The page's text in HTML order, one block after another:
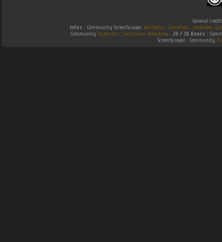
General
Infos : Community ScreenScraper. Wikipedia . Gamefaqs. jeuxvideo.
Community Hyperspin . Southtown-Homebrew. 2D / 3D Boxes :
ScreenScraper . Community